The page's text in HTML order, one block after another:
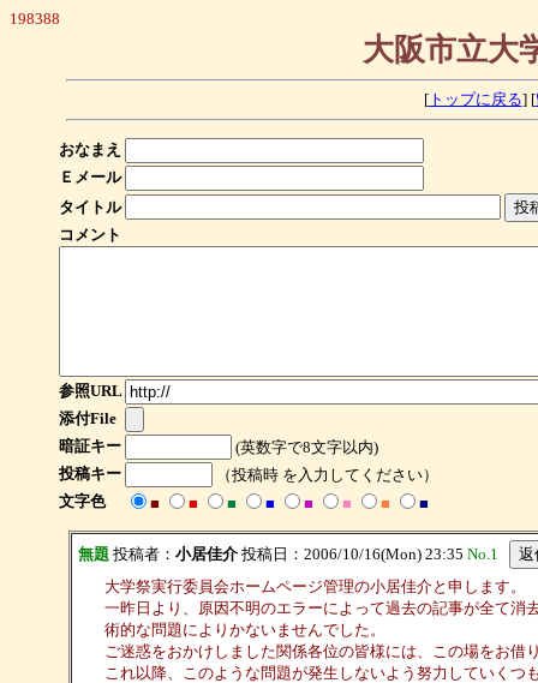
198388
大阪市立大
[トップに戻る] [
おなまえ
Ｅメール
タイトル
コメント
参照URL
添付File
暗証キー
(英数字で8文字以内)
投稿キー
（投稿時 を入力してください）
文字色
■ ■ ■ ■ ■ ■ ■ ■
無題 投稿者： 小居佳介投稿日：2006/10/16(Mon) 23:35 No.1
大学祭実行委員会ホームページ管理の小居佳介と申します。
一昨日より、原因不明のエラーによって過去の記事が全て
術的な問題によりかないませんでした。
ご迷惑をおかけしました関係各位の皆様には、この場をお借
これ以降、このような問題が発生しないよう努力していくつ